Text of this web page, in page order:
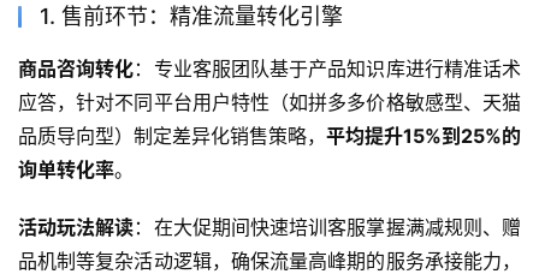
1. 售前环节：精准流量转化引擎
商品咨询转化：专业客服团队基于产品知识库进行精准话术
应答，针对不同平台用户特性（如拼多多价格敏感型、天猫
品质导向型）制定差异化销售策略， 平均提升15%到25%的
询单转化率。
活动玩法解读：在大促期间快速培训客服掌握满减规则、赠
品机制等复杂活动逻辑，确保流量高峰期的服务承接能力，